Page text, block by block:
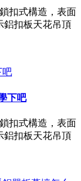
扣式構造，表面
鋁扣板天花吊頂
下吧
扣式構造，表面
鋁扣板天花吊頂